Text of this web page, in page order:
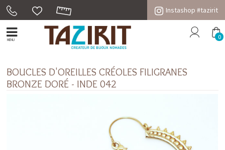
Instashop #tazirit
MENU 0
BOUCLES D'OREILLES CRÉOLES FILIGRANES
BRONZE DORÉ - INDE 042